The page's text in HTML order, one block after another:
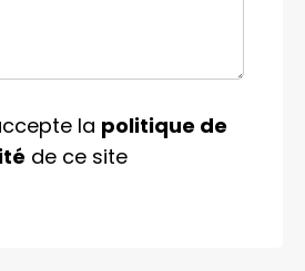
la politique de
de ce site